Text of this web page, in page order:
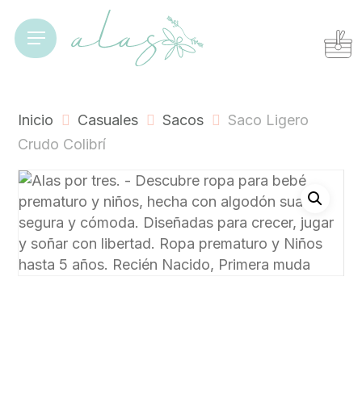
mainMenu Cart Close
Cart
Inicio Casuales Sacos
Saco Ligero
Crudo Colibrí